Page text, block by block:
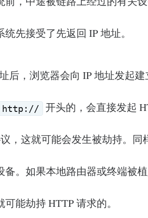
先接受了先返回 IP 地址。
后，浏览器会向 IP 地址发起
http://
开头的，会直接发起
议，这就可能会发生被劫持。
备。如果本地路由器或终端被
可能劫持 HTTP 请求的。